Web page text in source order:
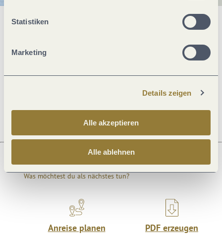
Statistiken
Marketing
Details zeigen
Alle akzeptieren
Alle ablehnen
Allgemeine Informationen
Was möchtest du als nächstes tun?
Anreise planen PDF erzeugen